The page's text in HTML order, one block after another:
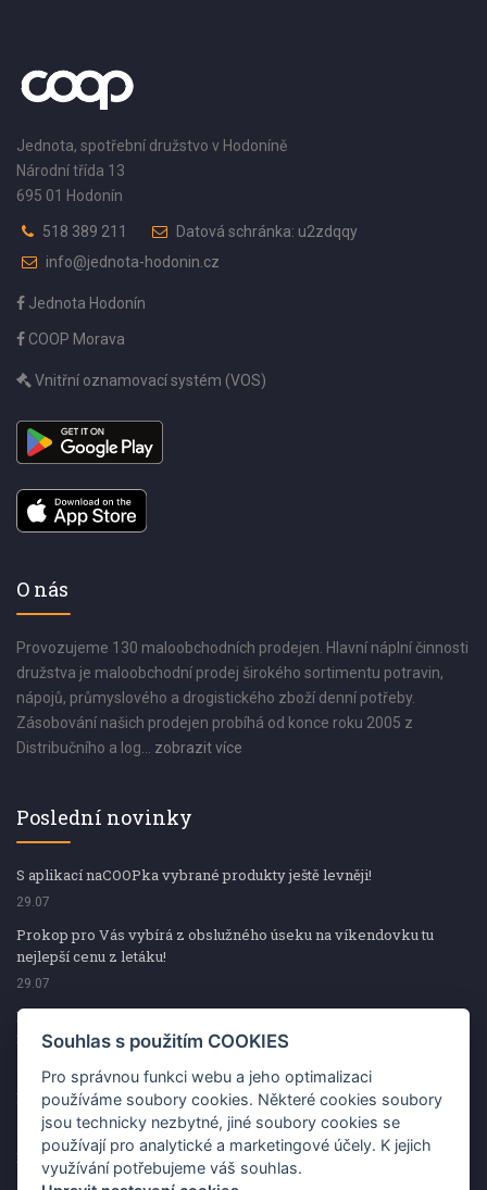
Jednota, spotřební družstvo v Hodoníně
Národní třída 13
695 01 Hodonín
518 389 211
Datová schránka: u2zdqqy
info@jednota-hodonin.cz
Jednota Hodonín
COOP Morava
Vnitřní oznamovací systém (VOS)
O nás
Provozujeme 130 maloobchodních prodejen. Hlavní náplní činnosti
družstva je maloobchodní prodej širokého sortimentu potravin,
nápojů, průmyslového a drogistického zboží denní potřeby.
Zásobování našich prodejen probíhá od konce roku 2005 z
Distribučního a log... zobrazit více
Poslední novinky
S aplikací naCOOPka vybrané produkty ještě levněji!
29.07
Prokop pro Vás vybírá z obslužného úseku na víkendovku tu
nejlepší cenu z letáku!
29.07
Prokop pro Vás vybírá z obslužného úseku na víkendovku tu
nejlepší cenu z letáku!
Kup špekáčky od Váhaly a vyhraj s naCOOPkou sekerku Fiskars
29.07
Prokop pro Vás vybírá na víkendovku ty nejlepší ceny z letáku!
29.07
Souhlas s použitím COOKIES
Pro správnou funkci webu a jeho optimalizaci
používáme soubory cookies. Některé cookies soubory
jsou technicky nezbytné, jiné soubory cookies se
používají pro analytické a marketingové účely. K jejich
využívání potřebujeme váš souhlas.